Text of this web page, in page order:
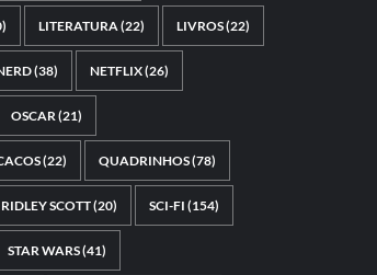
LITERATURA (22) LIVROS(22)
(38) NETFLIX(26)
OSCAR (21)
(22) QUADRINHOS(78)
RIDLEY SCOTT(20) SCI-FI (154)
STAR WARS(41)